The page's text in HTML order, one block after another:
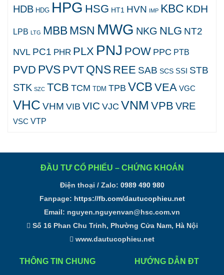
HDB HDG HPG HSG HT1 HVN IMP KBC KDH
LPB LTG MBBMSN MWG NKG NLG NT2
NVL PC1 PHR PLX PNJ POW PPC PTB
PVD PVS PVT QNS REE SAB SCS SSI STB
STK SZC TCB TCM TDM TPB VCB VEA VGC
VHC VHM VIB VICVJC VNM VPB VRE
VSC VTP
ĐẦU TƯ CỔ PHIẾU – CHỨNG KHOÁN
Điện thoại / Zalo: 0989 490 980
Fanpage: https://fb.com/dautucophieu.net
Email: nguyen.nguyenvan@hsc.com.vn
Số 16 Phan Chu Trinh, Phường Cửa Nam, Hà Nội
www.dautucophieu.net
THÔNG TIN CHUNG HƯỚNG DẪN ĐT